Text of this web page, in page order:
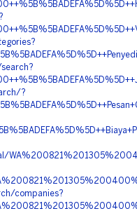
?
companies?